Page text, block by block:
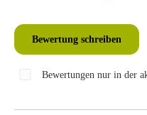
Bewertung schreiben
Bewertungen nur in der